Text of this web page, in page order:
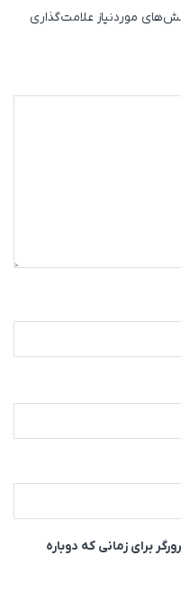
موردنیاز علامت‌گذاری
برای زمانی که دوباره